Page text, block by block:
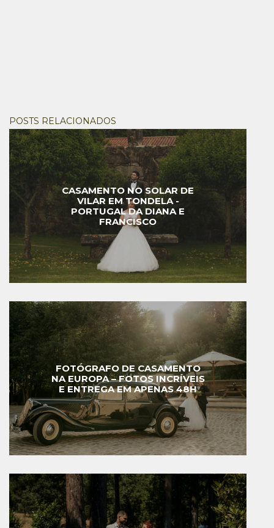
POSTS RELACIONADOS
CASAMENTO NO SOLAR DE
VILAR EM TONDELA -
PORTUGAL DA DIANA E
FRANCISCO
FOTÓGRAFO DE CASAMENTO
NA EUROPA – FOTOS INCRÍVEIS
E ENTREGA EM APENAS 48H